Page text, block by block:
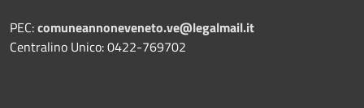
PEC:comuneannoneveneto.ve@legalmail.it
Centralino Unico: 0422-769702